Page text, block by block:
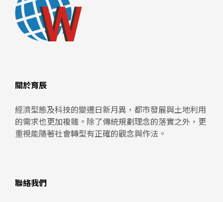
關於育辰
經濟型態及科技的變遷日新月異，都市發展與土地利用
的需求也更加複雜。除了傳統規劃理念的落實之外，更
重視能隨著社會轉型有正確的觀念與作法。
聯絡我們